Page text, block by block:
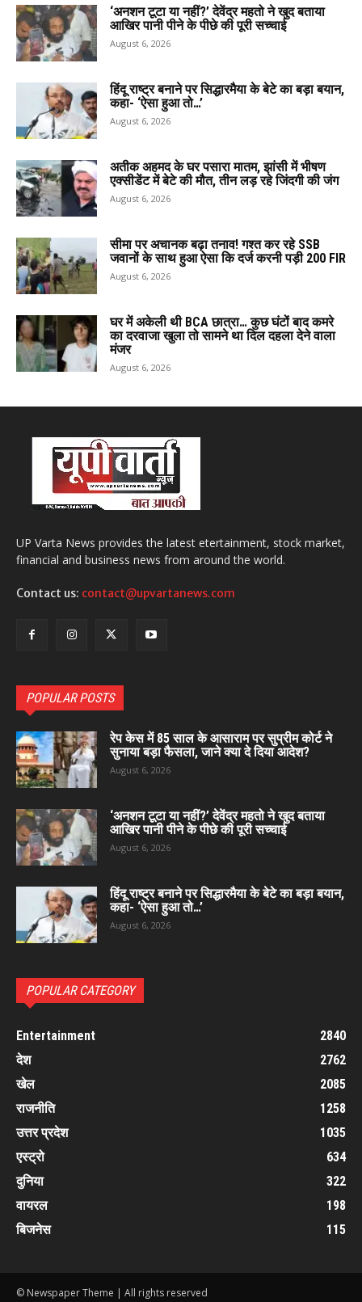
‘अनशन टूटा या नहीं?’ देवेंद्र महतो ने खुद बताया
आखिर पानी पीने के पीछे की पूरी सच्चाई
August 6, 2026
हिंदू राष्ट्र बनाने पर सिद्धारमैया के बेटे का बड़ा बयान,
कहा- ‘ऐसा हुआ तो…’
August 6, 2026
अतीक अहमद के घर पसारा मातम, झांसी में भीषण
एक्सीडेंट में बेटे की मौत, तीन लड़ रहे जिंदगी की जंग
August 6, 2026
सीमा पर अचानक बढ़ा तनाव! गश्त कर रहे SSB
जवानों के साथ हुआ ऐसा कि दर्ज करनी पड़ी 200 FIR
August 6, 2026
घर में अकेली थी BCA छात्रा… कुछ घंटों बाद कमरे
का दरवाजा खुला तो सामने था दिल दहला देने वाला
मंजर
August 6, 2026
UP Varta News provides the latest etertainment, stock market,
financial and business news from around the world.
Contact us: contact@upvartanews.com
POPULAR POSTS
रेप केस में 85 साल के आसाराम पर सुप्रीम कोर्ट ने
सुनाया बड़ा फैसला, जाने क्या दे दिया आदेश?
August 6, 2026
‘अनशन टूटा या नहीं?’ देवेंद्र महतो ने खुद बताया
आखिर पानी पीने के पीछे की पूरी सच्चाई
August 6, 2026
हिंदू राष्ट्र बनाने पर सिद्धारमैया के बेटे का बड़ा बयान,
कहा- ‘ऐसा हुआ तो…’
August 6, 2026
POPULAR CATEGORY
Entertainment
2840
देश
2762
खेल
2085
राजनीति
1258
उत्तर प्रदेश
1035
एस्ट्रो
634
दुनिया
322
वायरल
198
बिजनेस
115
© Newspaper Theme | All rights reserved